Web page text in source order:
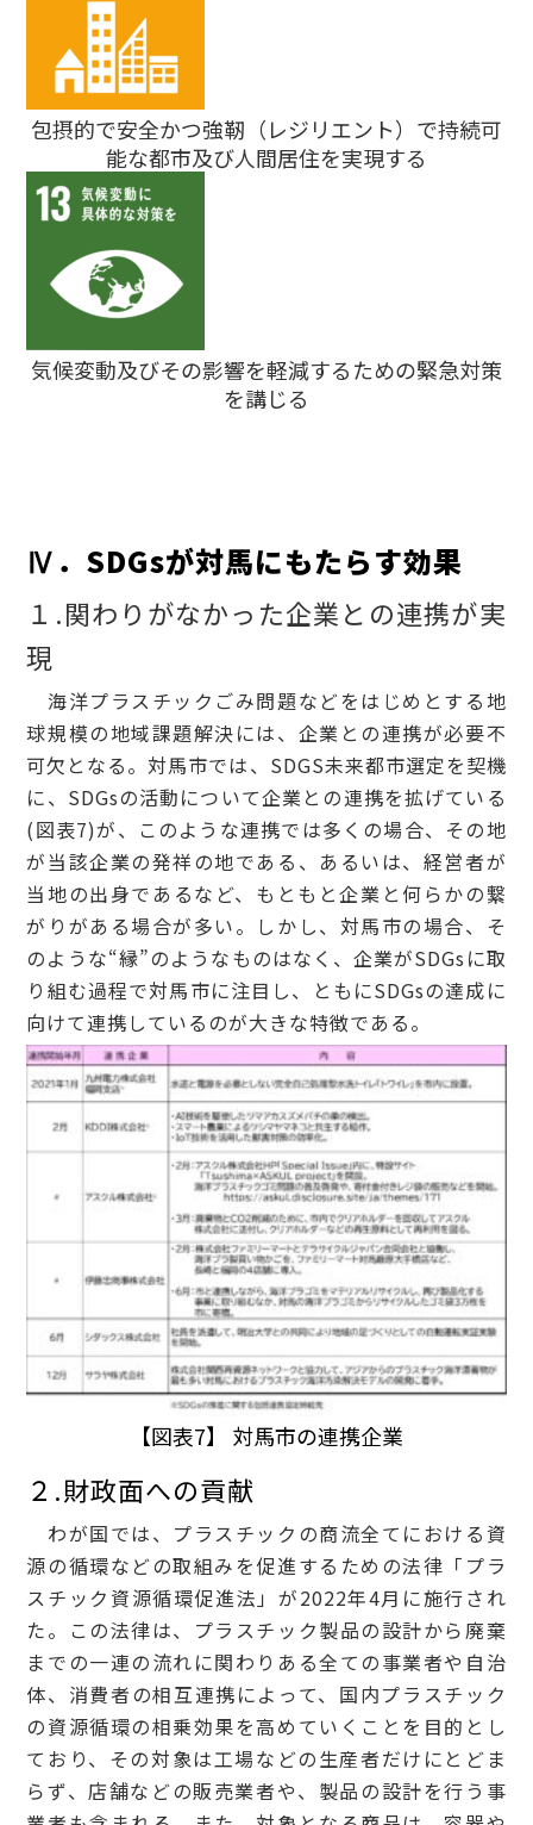
包摂的で安全かつ強靭（レジリエント）で持続可
能な都市及び人間居住を実現する
気候変動及びその影響を軽減するための緊急対策
を講じる
Ⅳ．SDGsが対馬にもたらす効果
１.関わりがなかった企業との連携が実
現
海洋プラスチックごみ問題などをはじめとする地
球規模の地域課題解決には、企業との連携が必要不
可欠となる。対馬市では、SDGS未来都市選定を契機
に、SDGsの活動について企業との連携を拡げている
(図表7)が、このような連携では多くの場合、その地
が当該企業の発祥の地である、あるいは、経営者が
当地の出身であるなど、もともと企業と何らかの繋
がりがある場合が多い。しかし、対馬市の場合、そ
のような“縁”のようなものはなく、企業がSDGsに取
り組む過程で対馬市に注目し、ともにSDGsの達成に
向けて連携しているのが大きな特徴である。
【図表7】 対馬市の連携企業
２.財政面への貢献
わが国では、プラスチックの商流全てにおける資
源の循環などの取組みを促進するための法律「プラ
スチック資源循環促進法」が2022年4月に施行され
た。この法律は、プラスチック製品の設計から廃棄
までの一連の流れに関わりある全ての事業者や自治
体、消費者の相互連携によって、国内プラスチック
の資源循環の相乗効果を高めていくことを目的とし
ており、その対象は工場などの生産者だけにとどま
らず、店舗などの販売業者や、製品の設計を行う事